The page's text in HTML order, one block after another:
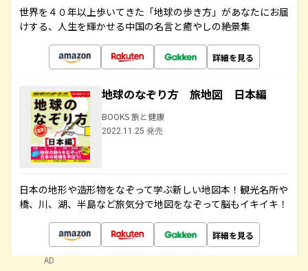
世界を４０年以上歩いてきた「地球の歩き方」があなたにお届
けする、人生を輝かせる中国の名言と癒やしの絶景集
詳細を見る
地球のなぞり方 旅地図 日本編
BOOKS 旅と健康
2022.11.25 発売
日本の地形や造形物をなぞって学ぶ新しい地図本！観光名所や
橋、川、湖、半島など旅気分で地図をなぞって脳もイキイキ！
詳細を見る
AD